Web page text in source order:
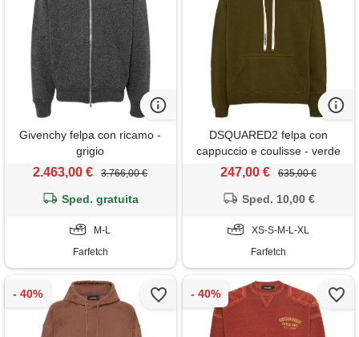
Givenchy felpa con ricamo -
grigio
2.463,00 € 3.766,00 €
Sped. gratuita
M-L
Farfetch
DSQUARED2 felpa con
cappuccio e coulisse - verde
247,00 € 635,00 €
Sped. 10,00 €
XS-S-M-L-XL
Farfetch